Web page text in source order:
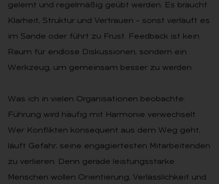
gelernt und regelmäßig geübt werden. Es braucht
Klarheit, Struktur und Vertrauen – sonst verläuft es
im Sande oder führt zu Frust. Feedback ist kein
Raum für endlose Diskussionen, sondern ein
Werkzeug, um gemeinsam besser zu werden.
Was ich in vielen Organisationen beobachte:
Führung wird häufig mit Harmonie verwechselt.
Wer Konflikten konsequent aus dem Weg geht,
läuft Gefahr, seine engagiertesten Mitarbeitenden
zu verlieren. Denn gerade leistungsstarke
Menschen wollen Orientierung, Verlässlichkeit und